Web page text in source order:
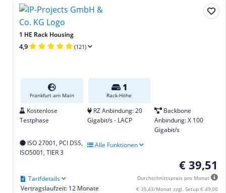
1 HE Rack Housing
4,9 (121)
Frankfurt am Main
1
Rack-Höhe
Kostenlose
Testphase
RZ Anbindung: 20
Gigabit/s - LACP
Backbone
Anbindung: X 100
Gigabit/s
ISO 27001, PCI DSS,
ISO5001, TIER 3
Alle Funktionen
€ 39,51
Durchschnittspreis pro Monat
€ 35,43/Monat zzgl. Setup € 49,00
Vertragslaufzeit: 12 Monate
Tarifdetails